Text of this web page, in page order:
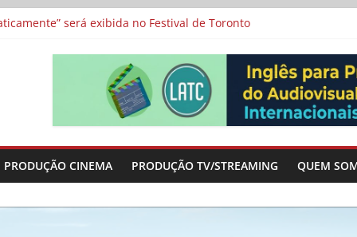
“Os Feiticeiros Inocentes” e filme-tributo de Wajda a
será exibida no Festival de Toronto
protagonizam adaptação brasileira de série argentina para o
e divide prêmio principal entre “Manas” e “O Agente Secreto”
metragens sobre envelhecimento criados a partir de histórias
PRODUÇÃO CINEMA PRODUÇÃO TV/STREAMING QUEM